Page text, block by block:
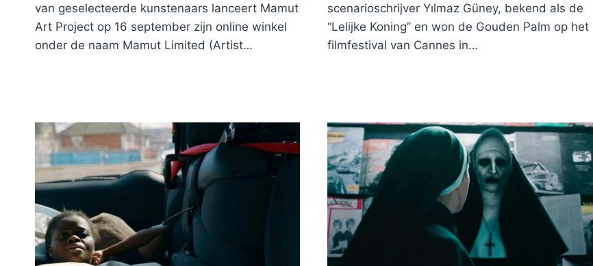
van geselecteerde kunstenaars lanceert Mamut
Art Project op 16 september zijn online winkel
onder de naam Mamut Limited (Artist…
scenarioschrijver Yılmaz Güney, bekend als de
“Lelijke Koning” en won de Gouden Palm op het
filmfestival van Cannes in…